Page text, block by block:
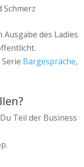
Schmerz
des Ladies
Bargespräche,
Teil der Business